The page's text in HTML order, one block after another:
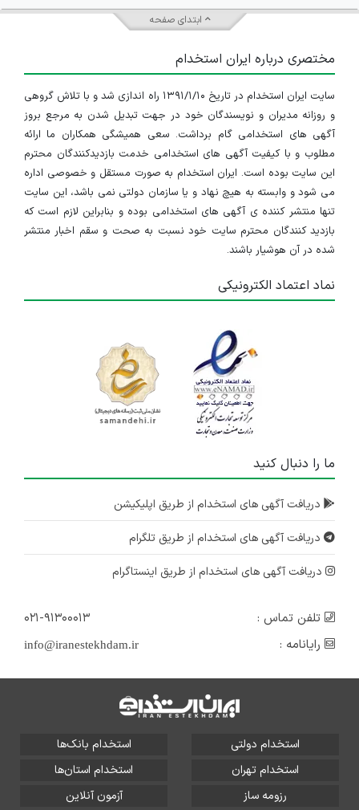
کارشناس بازاریابی / فروش
آذربایجان شرقی
۵ ماه پیش منقضی شده
استخدام مهندس پزشکی
آذربایجان شرقی
۱۱ ماه پیش منقضی شده
استخدام کارشناس فروش
آذربایجان شرقی
آذربایجان شرقی
ابتدای صفحه
مختصری درباره ایران استخدام
سایت ایران استخدام در تاریخ ۱۳۹۱/۱/۱۰ راه اندازی شد و با تلاش گروهی
و روزانه مدیران و نویسندگان خود در جهت تبدیل شدن به مرجع بروز
آگهی های استخدامی گام برداشت. سعی همیشگی همکاران ما ارائه
مطلوب و با کیفیت آگهی های استخدامی خدمت بازدیدکنندگان محترم
این سایت بوده است. ایران استخدام به صورت مستقل و خصوصی اداره
می شود و وابسته به هیچ نهاد و یا سازمان دولتی نمی باشد، این سایت
تنها منتشر کننده ی آگهی های استخدامی بوده و بنابراین لازم است که
بازدید کنندگان محترم سایت خود نسبت به صحت و سقم اخبار منتشر
شده در آن هوشیار باشند.
نماد اعتماد الکترونیکی
ما را دنبال کنید
دریافت آگهی های استخدام از طریق اپلیکیشن
دریافت آگهی های استخدام از طریق تلگرام
دریافت آگهی های استخدام از طریق اینستاگرام
تلفن تماس :
۰۲۱-۹۱۳۰۰۰۱۳
رایانامه :
info@iranestekhdam.ir
استخدام دولتی
استخدام بانک‌ها
استخدام تهران
استخدام استان‌ها
رزومه ساز
آزمون آنلاین